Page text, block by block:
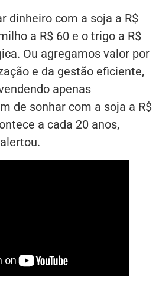
dinheiro com a soja a R$
a R$ 60 e o trigo a R$
Ou agregamos valor por
e da gestão eficiente,
apenas
de sonhar com a soja a R$
a cada 20 anos,